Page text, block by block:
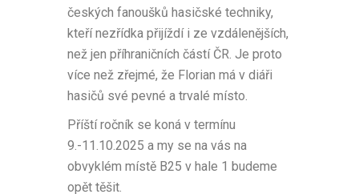
českých fanoušků hasičské techniky,
kteří nezřídka přijíždí i ze vzdálenějších,
než jen příhraničních částí ČR. Je proto
více než zřejmé, že Florian má v diáři
hasičů své pevné a trvalé místo.
Příští ročník se koná v termínu
9.-11.10.2025 a my se na vás na
obvyklém místě B25 v hale 1 budeme
opět těšit.